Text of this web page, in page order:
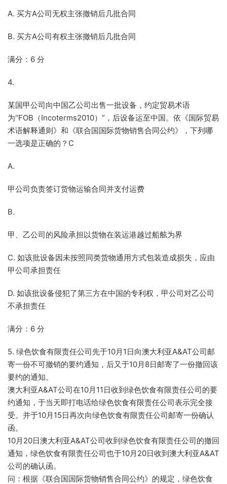
A. 买方A公司无权主张撤销后几批合同
B. 买方A公司有权主张撤销后几批合同
满分：6 分
4.
某国甲公司向中国乙公司出售一批设备，约定贸易术语
为“FOB（Incoterms2010）”，后设备运至中国。依《国际贸易
术语解释通则》和《联合国国际货物销售合同公约》，下列哪
一选项是正确的？C
A.
甲公司负责签订货物运输合同并支付运费
B.
甲、乙公司的风险承担以货物在装运港越过船舷为界
C. 如该批设备因未按照同类货物通用方式包装造成损失，应由
甲公司承担责任
D. 如该批设备侵犯了第三方在中国的专利权，甲公司对乙公司
不承担责任
满分：6 分
5. 绿色饮食有限责任公司先于10月1日向澳大利亚A&AT公司邮
寄一份不可撤销的要约通知，后又于10月8日邮寄了一份撤回该
要约的通知。
澳大利亚A&AT公司在10月11日收到绿色饮食有限责任公司的要
约通知，于当天即打电话给绿色饮食有限责任公司表示完全接
受。并于10月15日再次向绿色饮食有限责任公司邮寄一份确认
函。
10月20日澳大利亚A&AT公司收到绿色饮食有限责任公司的撤回
通知，绿色饮食有限责任公司也于10月20日收到澳大利亚A&AT
公司的确认函。
问：根据《联合国国际货物销售合同公约》的规定，绿色饮食